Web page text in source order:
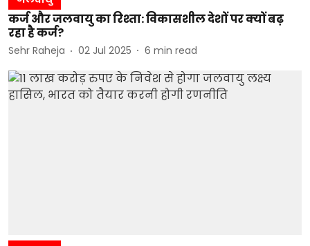
कर्ज और जलवायु का रिश्ता: विकासशील देशों पर क्यों बढ़
रहा है कर्ज?
Sehr Raheja 02 Jul 2025 6 min read